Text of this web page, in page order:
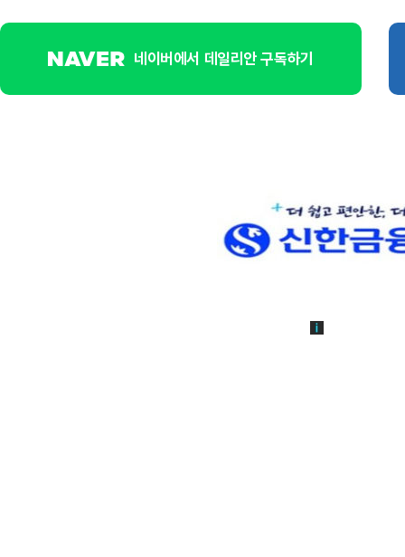
네이버에서 데일리안 구독하기